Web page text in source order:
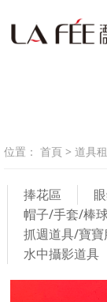
位置： 首頁 > 道具
捧花區
帽子/手套/棒
抓週道具/寶寶
水中攝影道具